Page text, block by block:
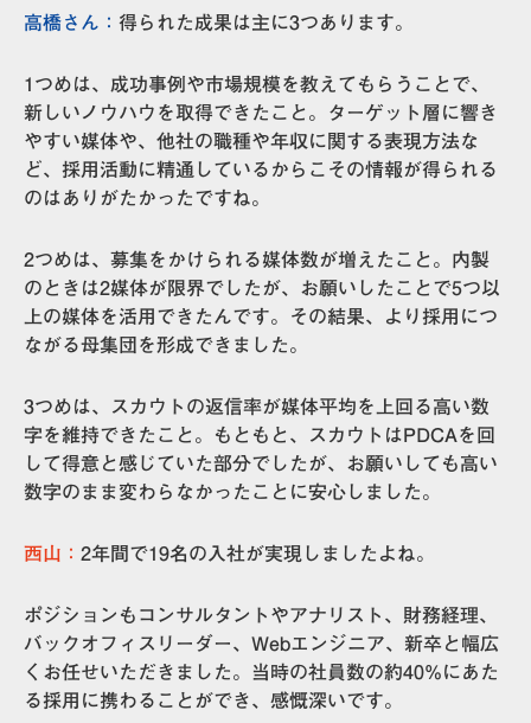
高橋さん： 得られた成果は主に3つあります。
1つめは、成功事例や市場規模を教えてもらうことで、
新しいノウハウを取得できたこと。
ターゲット層に響き
やすい媒体や、他社の職種や年収に関する表現方法な
ど、採用活動に精通しているからこその情報が得られる
のはありがたかったですね。
2つめは、募集をかけられる媒体数が増えたこと。内製
のときは2媒体が限界でしたが、 お願いしたことで5つ以
上の媒体を活用できた んです。その結果、より採用につ
ながる母集団を形成できました。
3つめは、
スカウトの返信率が媒体平均を上回る高い数
字を維持できた こと。もともと、スカウトはPDCAを回
して得意と感じていた部分でしたが、お願いしても高い
数字のまま変わらなかったことに安心しました。
西山： 2年間で19名の入社が実現 しましたよね。
ポジションもコンサルタントやアナリスト、財務経理、
バックオフィスリーダー、Webエンジニア、新卒と幅広
くお任せいただきました。
当時の社員数の約40%にあた
る採用に携わることができ、感慨深いです。